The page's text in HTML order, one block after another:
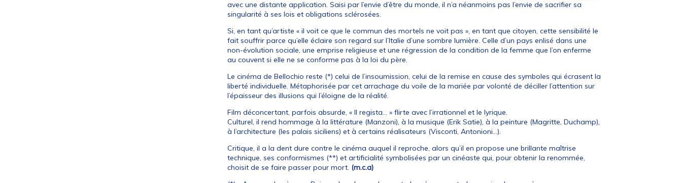
avec une distante application. Saisi par l’envie d’être du monde, il n’a néanmoins pas l’envie de sacrifier sa
singularité à ses lois et obligations sclérosées.
Si, en tant qu’artiste « il voit ce que le commun des mortels ne voit pas », en tant que citoyen, cette sensibilité le
fait souffrir parce qu’elle éclaire son regard sur l’Italie d’une sombre lumière. Celle d’un pays enlisé dans une
non-évolution sociale, une emprise religieuse et une régression de la condition de la femme que l’on enferme
au couvent si elle ne se conforme pas à la loi du père.
Le cinéma de Bellochio reste (*) celui de l’insoumission, celui de la remise en cause des symboles qui écrasent la
liberté individuelle. Métaphorisée par cet arrachage du voile de la mariée par volonté de déciller l’attention sur
l’épaisseur des illusions qui l’éloigne de la réalité.
Film déconcertant, parfois absurde, « Il regista… » flirte avec l’irrationnel et le lyrique.
Culturel, il rend hommage à la littérature (Manzoni), à la musique (Erik Satie), à la peinture (Magritte, Duchamp),
à l’architecture (les palais siciliens) et à certains réalisateurs (Visconti, Antonioni...).
Critique, il a la dent dure contre le cinéma auquel il reproche, alors qu’il en propose une brillante maîtrise
technique, ses conformismes (**) et artificialité symbolisées par un cinéaste qui, pour obtenir la renommée,
choisit de se faire passer pour mort. (m.c.a)